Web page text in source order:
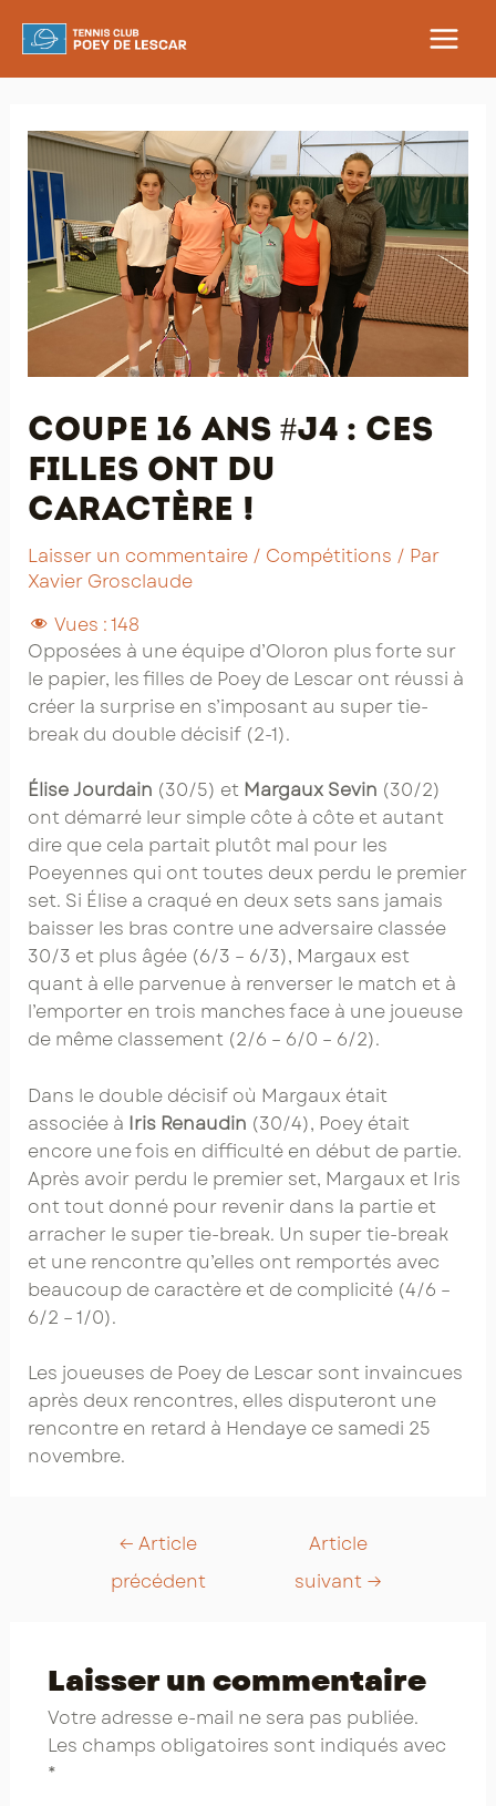
MAIN
Coupe 16 ans #J4 : ces
filles ont du
caractère !
Laisser un commentaire / Compétitions / Par
Xavier Grosclaude
Vues :148
Opposées à une équipe d’Oloron plus forte sur
le papier, les filles de Poey de Lescar ont réussi à
créer la surprise en s’imposant au super tie-
break du double décisif (2-1).
Élise Jourdain (30/5) et Margaux Sevin (30/2)
ont démarré leur simple côte à côte et autant
dire que cela partait plutôt mal pour les
Poeyennes qui ont toutes deux perdu le premier
set. Si Élise a craqué en deux sets sans jamais
baisser les bras contre une adversaire classée
30/3 et plus âgée (6/3 – 6/3), Margaux est
quant à elle parvenue à renverser le match et à
l’emporter en trois manches face à une joueuse
de même classement (2/6 – 6/0 – 6/2).
Dans le double décisif où Margaux était
associée à Iris Renaudin (30/4), Poey était
encore une fois en difficulté en début de partie.
Après avoir perdu le premier set, Margaux et Iris
ont tout donné pour revenir dans la partie et
arracher le super tie-break. Un super tie-break
et une rencontre qu’elles ont remportés avec
beaucoup de caractère et de complicité (4/6 –
6/2 – 1/0).
Les joueuses de Poey de Lescar sont invaincues
après deux rencontres, elles disputeront une
rencontre en retard à Hendaye ce samedi 25
novembre.
← Article
précédent
Article
suivant →
Laisser un commentaire
Votre adresse e-mail ne sera pas publiée.
Les champs obligatoires sont indiqués avec
*